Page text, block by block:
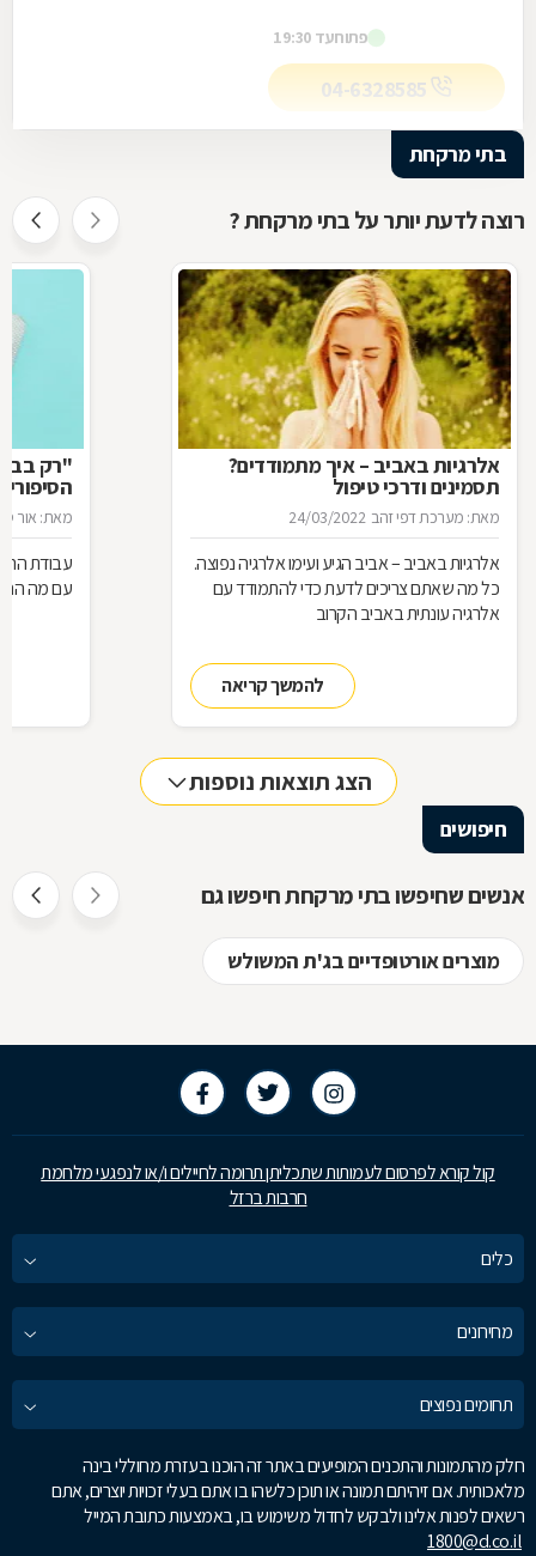
שירות...
פתוחעד 19:30
בתי מרקחת
רוצה לדעת יותר על בתי מרקחת ?
אלרגיות באביב – איך מתמודדים?
תסמינים ודרכי טיפול
מאת: מערכת דפי זהב 24/03/2022
אלרגיות באביב – אביב הגיע ועימו אלרגיה נפוצה.
כל מה שאתם צריכים לדעת כדי להתמודד עם
אלרגיה עונתית באביב הקרוב
להמשך קריאה
"רק
מאת: אור
עבודת
עם מה הם
הצג תוצאות נוספות
חיפושים
אנשים שחיפשו בתי מרקחת חיפשו גם
מוצרים אורטופדיים בג'ת המשולש
קול קורא לפרסום לעמותות שתכליתן תרומה לחיילים ו/או לנפגעי מלחמת
חרבות ברזל
כלים
מחירונים
תחומים נפוצים
חלק מהתמונות והתכנים המופיעים באתר זה הוכנו בעזרת מחוללי בינה
מלאכותית. אם זיהיתם תמונה או תוכן כלשהו בו אתם בעלי זכויות יוצרים, אתם
רשאים לפנות אלינו ולבקש לחדול משימוש בו, באמצעות כתובת המייל
1800@d.co.il